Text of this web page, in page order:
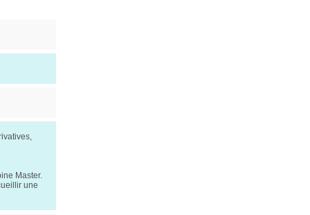
Master.
une